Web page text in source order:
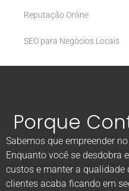
Reputação Online
SEO para Negócios Locais
Porque
Sabemos que empreender
Enquanto você se desdobra
custos e manter a qualidade
clientes acaba ficando em